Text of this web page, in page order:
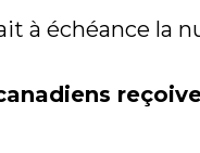
à échéance la